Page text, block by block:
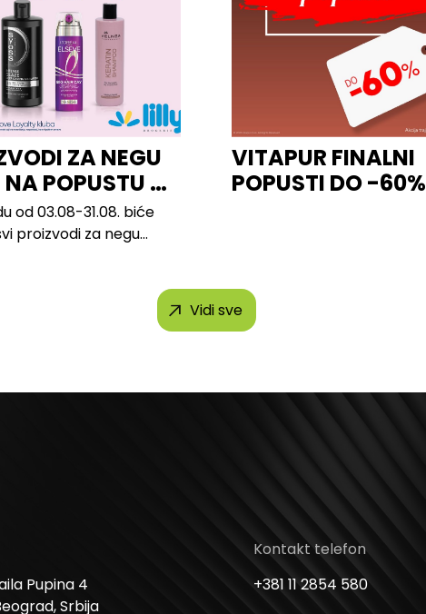
ZA NEGU
NA POPUSTU U
od 03.08-31.08. biće
proizvodi za negu
VITAPUR FINALNI
POPUSTI DO -60%
Vidi sve
Pupina 4
Srbija
Kontakt telefon
+381 11 2854 580